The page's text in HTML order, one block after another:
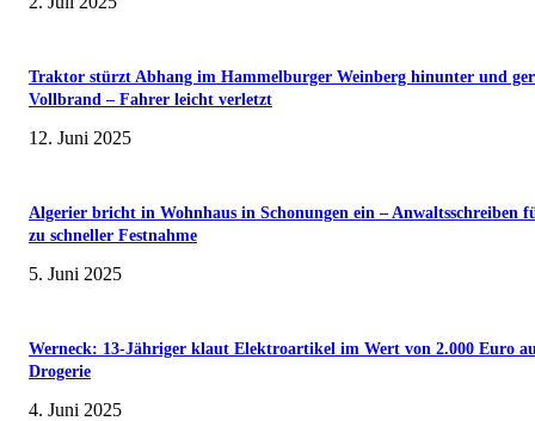
Traktor stürzt Abhang im Hammelburger Weinberg hinunter und
Vollbrand – Fahrer leicht verletzt
12. Juni 2025
Algerier bricht in Wohnhaus in Schonungen ein – Anwaltsschreiben
zu schneller Festnahme
5. Juni 2025
Werneck: 13-Jähriger klaut Elektroartikel im Wert von 2.000 Euro
Drogerie
4. Juni 2025